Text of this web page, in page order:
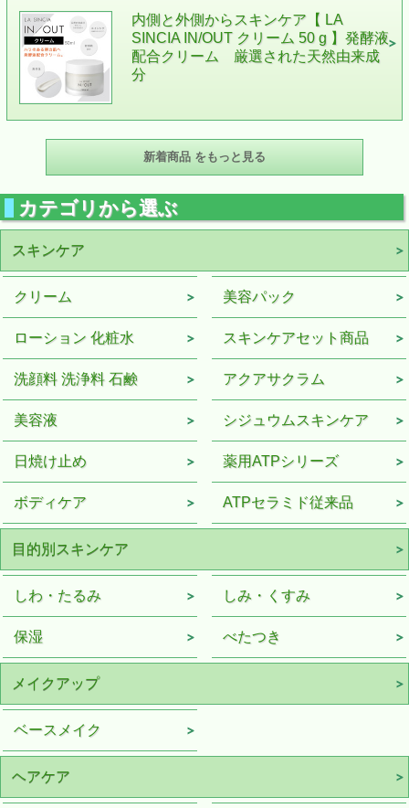
内側と外側からスキンケア【 LA
SINCIA IN/OUT クリーム 50 g 】発酵液
配合クリーム 厳選された天然由来成
分
新着商品 をもっと見る
カテゴリから選ぶ
スキンケア
クリーム
ローション 化粧水
洗顔料 洗浄料 石鹸
美容液
日焼け止め
ボディケア
美容パック
スキンケアセット商品
アクアサクラム
シジュウムスキンケア
薬用ATPシリーズ
ATPセラミド従来品
目的別スキンケア
しわ・たるみ
保湿
しみ・くすみ
べたつき
メイクアップ
ベースメイク
ヘアケア